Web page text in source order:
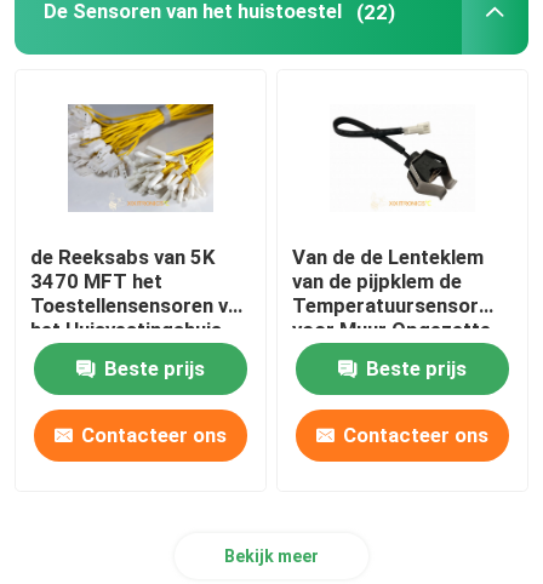
De Sensoren van het huistoestel (22)
de Reeksabs van 5K
3470 MFT het
Toestellensensoren van
het Huisvestingshuis
voor de
Tankdiepvriezer van
het Ijskastijs
Beste prijs
Contacteer ons
Van de de Lenteklem
van de pijpklem de
Temperatuursensor
voor Muur Opgezette
het Verwarmen van
Ovenbolier Reeks mfp-
c Met gas
Beste prijs
Contacteer ons
Bekijk meer